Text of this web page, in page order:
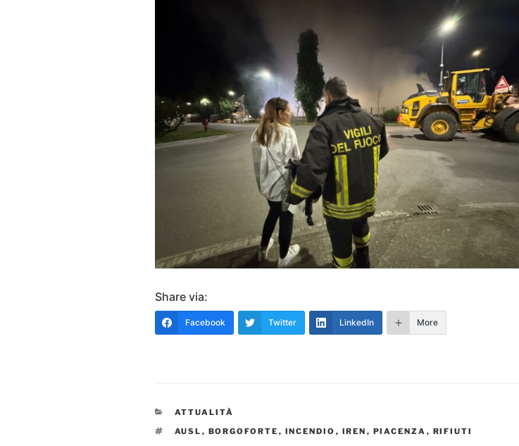
Share via:
Facebook Twitter LinkedIn More
CATEGORIE
ATTUALITÀ
TAG
AUSL , BORGOFORTE , INCENDIO , IREN , PIACENZA , RIFIUTI